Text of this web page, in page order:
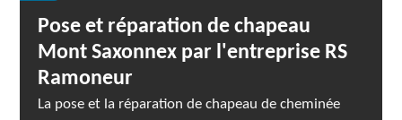
Pose et réparation de chapeau
Mont Saxonnex par l'entreprise RS
Ramoneur
La pose et la réparation de chapeau de cheminée